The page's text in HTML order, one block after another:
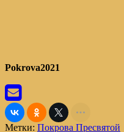
Pokrova2021
Метки: Покрова Пресвятой